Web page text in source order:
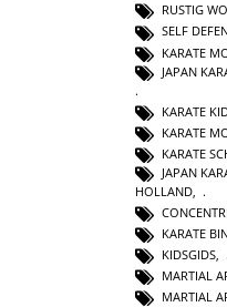
RUSTIG
SELF
KARATE
JAPAN
KARATE
KARATE
KARATE
JAPAN
HOLLAND
KARATE
KIDSGIDS,
MARTIAL
MARTIAL